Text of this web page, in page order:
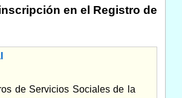
en el Registro de
de Servicios Sociales de la